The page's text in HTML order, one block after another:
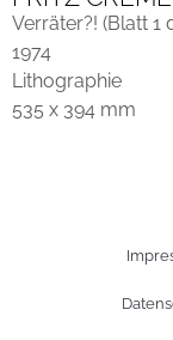
Verräter?! (Blatt 1
1974
Lithographie
535 x 394 mm